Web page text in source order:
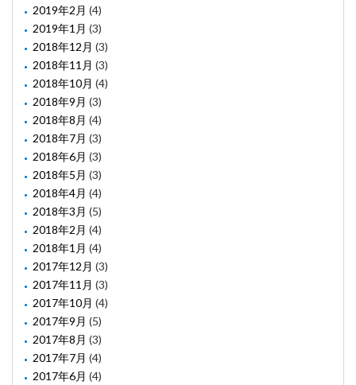
2019年2月 (4)
2019年1月 (3)
2018年12月 (3)
2018年11月 (3)
2018年10月 (4)
2018年9月 (3)
2018年8月 (4)
2018年7月 (3)
2018年6月 (3)
2018年5月 (3)
2018年4月 (4)
2018年3月 (5)
2018年2月 (4)
2018年1月 (4)
2017年12月 (3)
2017年11月 (3)
2017年10月 (4)
2017年9月 (5)
2017年8月 (3)
2017年7月 (4)
2017年6月 (4)